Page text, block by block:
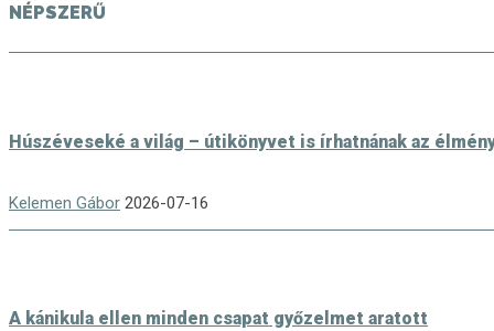
NÉPSZERŰ
Húszéveseké a világ – útikönyvet is írhatnának az
Kelemen Gábor 2026-07-16
A kánikula ellen minden csapat győzelmet aratott